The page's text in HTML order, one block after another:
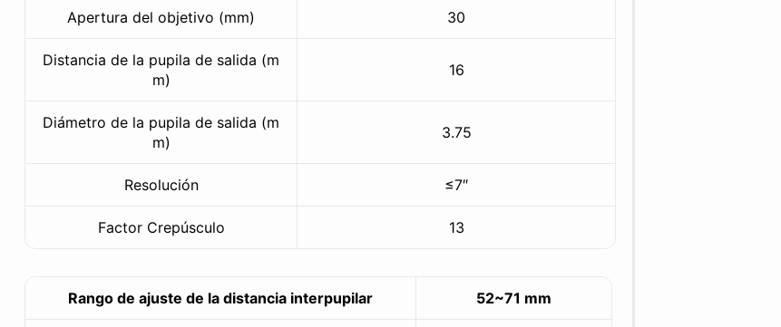
Apertura del objetivo (mm) 30
Distancia de la pupila de salida (m
m)
16
Diámetro de la pupila de salida (m
m)
3.75
Resolución ≤7″
Factor Crepúsculo 13
Rango de ajuste de la distancia interpupilar 52~71 mm